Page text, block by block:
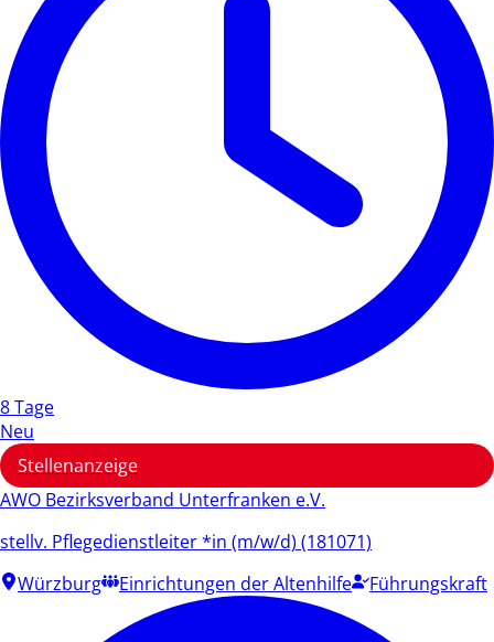
8 Tage
Neu
Stellenanzeige
AWO Bezirksverband Unterfranken e.V.
stellv. Pflegedienstleiter *in (m/w/d) (181071)
Würzburg
Einrichtungen der Altenhilfe Führungskraft